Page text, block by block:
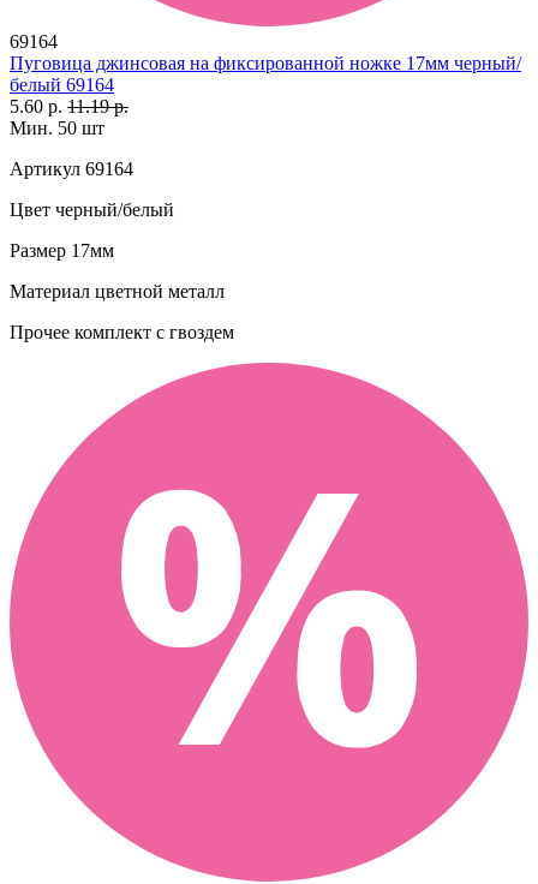
69164
Пуговица джинсовая на фиксированной ножке 17мм черный/
белый 69164
5.60 р. 11.19 р.
Мин. 50 шт
Артикул 69164
Цвет черный/белый
Размер 17мм
Материал цветной металл
Прочее комплект с гвоздем